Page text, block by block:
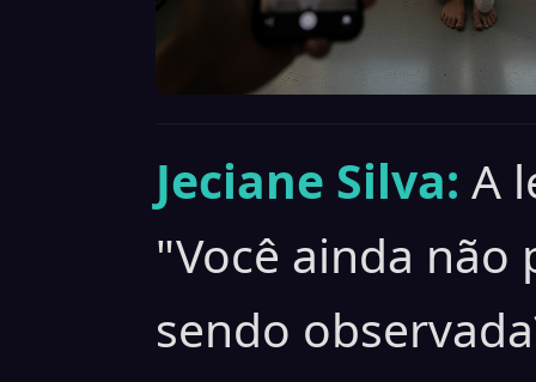
Jeciane Silva: A
"Você ainda não
sendo